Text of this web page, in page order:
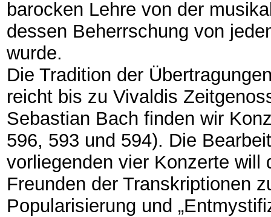
barocken Lehre von der
dessen Beherrschung von
wurde.
Die Tradition der
reicht bis zu Vivaldis
Sebastian Bach finden wir
596, 593 und 594). Die
vorliegenden vier Konzerte will
Freunden der Transkriptionen
Popularisierung und